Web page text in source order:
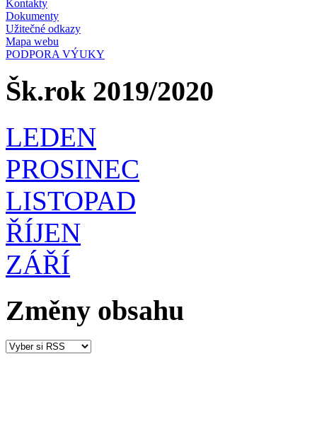
Kontakty
Dokumenty
Užitečné odkazy
Mapa webu
PODPORA VÝUKY
Šk.rok 2019/2020
LEDEN
PROSINEC
LISTOPAD
ŘÍJEN
ZÁŘÍ
Změny obsahu